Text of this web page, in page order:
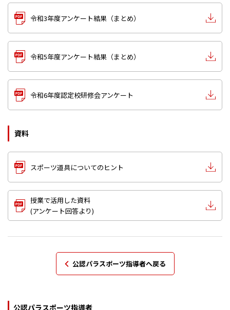
令和3年度アンケート結果（まとめ）
令和5年度アンケート結果（まとめ）
令和6年度認定校研修会アンケート
資料
スポーツ道具についてのヒント
授業で活用した資料
(アンケート回答より)
公認パラスポーツ指導者へ戻る
公認パラスポーツ指導者